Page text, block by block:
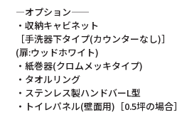
—オプション——
・収納キャビネット
［手洗器下タイプ(カウンターなし)］
(扉:ウッドホワイト)
・紙巻器(クロムメッキタイプ)
・タオルリング
・ステンレス製ハンドバーL型
・トイレパネル(壁面用)［0.5坪の場合］